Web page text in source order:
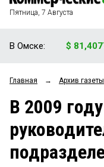
ФИНАНСЫ
ОБЩЕСТВО
ЗАКОН
НОВОСТИ КОМПАНИЙ
Пятница, 7 Августа
В Омске: $
Главная → Архив газеты
В 2009